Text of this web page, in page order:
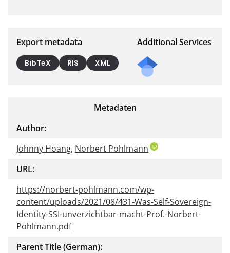
Export metadata
BibTeX RIS XML
Additional Services
Metadaten
Author:
Johnny Hoang, Norbert Pohlmann
URL:
https://norbert-pohlmann.com/wp-
content/uploads/2021/08/431-Was-Self-Sovereign-
Identity-SSI-unverzichtbar-macht-Prof.-Norbert-
Pohlmann.pdf
Parent Title (German):